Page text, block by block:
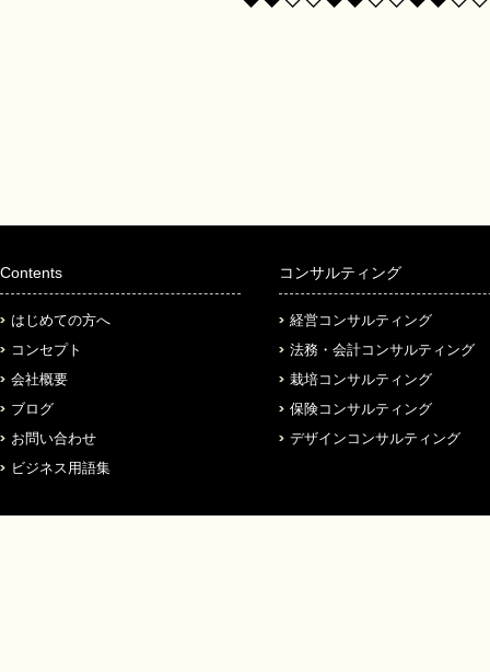
Contents
はじめての方へ
コンセプト
会社概要
ブログ
お問い合わせ
ビジネス用語集
コンサルティング
経営コンサルティング
法務・会計コンサルティング
栽培コンサルティング
保険コンサルティング
デザインコンサルティング